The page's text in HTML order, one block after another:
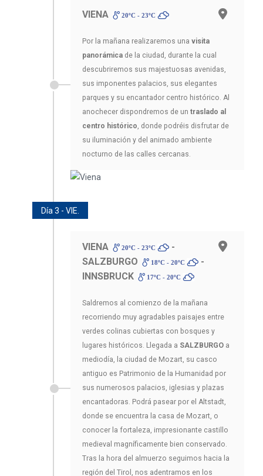
VIENA 20ºC - 23ºC
Por la mañana realizaremos una visita
panorámica de la ciudad, durante la cual
descubriremos sus majestuosas avenidas,
sus imponentes palacios, sus elegantes
parques y su encantador centro histórico. Al
anochecer dispondremos de un traslado al
centro histórico, donde podréis disfrutar de
su iluminación y del animado ambiente
nocturno de las calles cercanas.
Día 3 - VIE.
VIENA 20ºC - 23ºC
-
SALZBURGO
18ºC - 20ºC
-
INNSBRUCK
17ºC - 20ºC
Saldremos al comienzo de la mañana
recorriendo muy agradables paisajes entre
verdes colinas cubiertas con bosques y
lugares históricos. Llegada a SALZBURGO a
mediodía, la ciudad de Mozart, su casco
antiguo es Patrimonio de la Humanidad por
sus numerosos palacios, iglesias y plazas
encantadoras. Podrá pasear por el Altstadt,
donde se encuentra la casa de Mozart, o
conocer la fortaleza, impresionante castillo
medieval magníficamente bien conservado.
Tras la hora del almuerzo seguimos hacia la
región del Tirol, nos adentramos en los